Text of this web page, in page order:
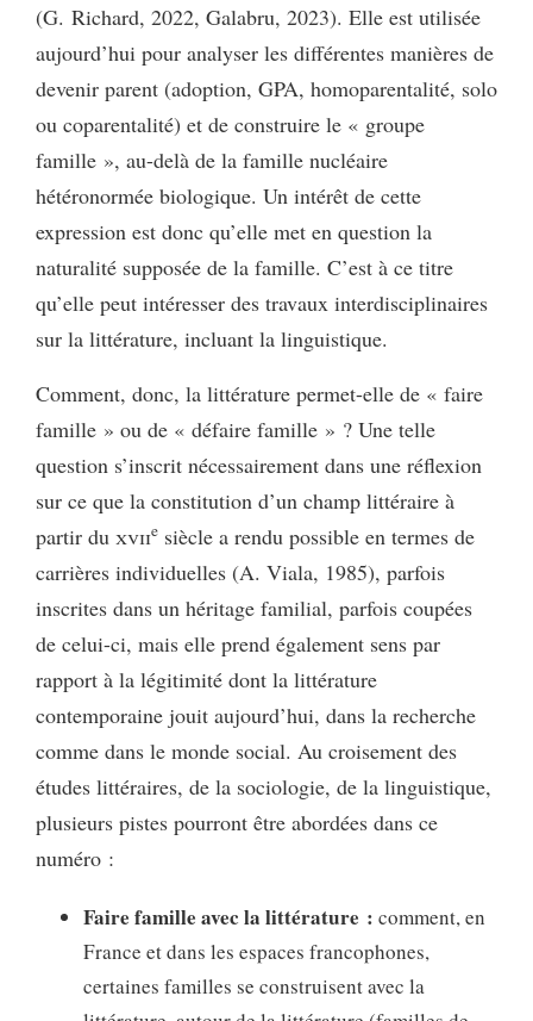
(G. Richard, 2022, Galabru, 2023). Elle est utilisée
aujourd’hui pour analyser les différentes manières de
devenir parent (adoption, GPA, homoparentalité, solo
ou coparentalité) et de construire le « groupe
famille », au-delà de la famille nucléaire
hétéronormée biologique. Un intérêt de cette
expression est donc qu’elle met en question la
naturalité supposée de la famille. C’est à ce titre
qu’elle peut intéresser des travaux interdisciplinaires
sur la littérature, incluant la linguistique.
Comment, donc, la littérature permet-elle de « faire
famille » ou de « défaire famille » ? Une telle
question s’inscrit nécessairement dans une réflexion
sur ce que la constitution d’un champ littéraire à
partir du xviie siècle a rendu possible en termes de
carrières individuelles (A. Viala, 1985), parfois
inscrites dans un héritage familial, parfois coupées
de celui-ci, mais elle prend également sens par
rapport à la légitimité dont la littérature
contemporaine jouit aujourd’hui, dans la recherche
comme dans le monde social. Au croisement des
études littéraires, de la sociologie, de la linguistique,
plusieurs pistes pourront être abordées dans ce
numéro :
Faire famille avec la littérature : comment, en
France et dans les espaces francophones,
certaines familles se construisent avec la